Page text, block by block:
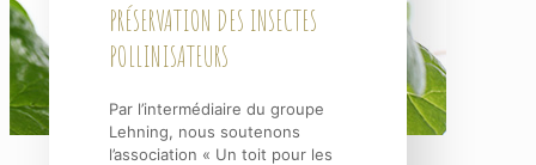
PRÉSERVATION DES INSECTES
POLLINISATEURS
Par l’intermédiaire du groupe
Lehning, nous soutenons
l’association « Un toit pour les